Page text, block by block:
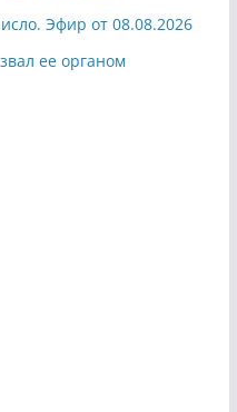
Эфир от 08.08.2026
ее органом